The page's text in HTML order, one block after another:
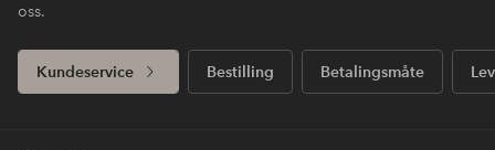
oss.
Kundeservice Bestilling Betalingsmåte